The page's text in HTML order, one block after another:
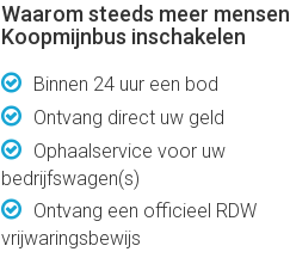
Waarom steeds meer mensen
Koopmijnbus inschakelen
Binnen 24 uur een bod
Ontvang direct uw geld
Ophaalservice voor uw
bedrijfswagen(s)
Ontvang een officieel RDW
vrijwaringsbewijs